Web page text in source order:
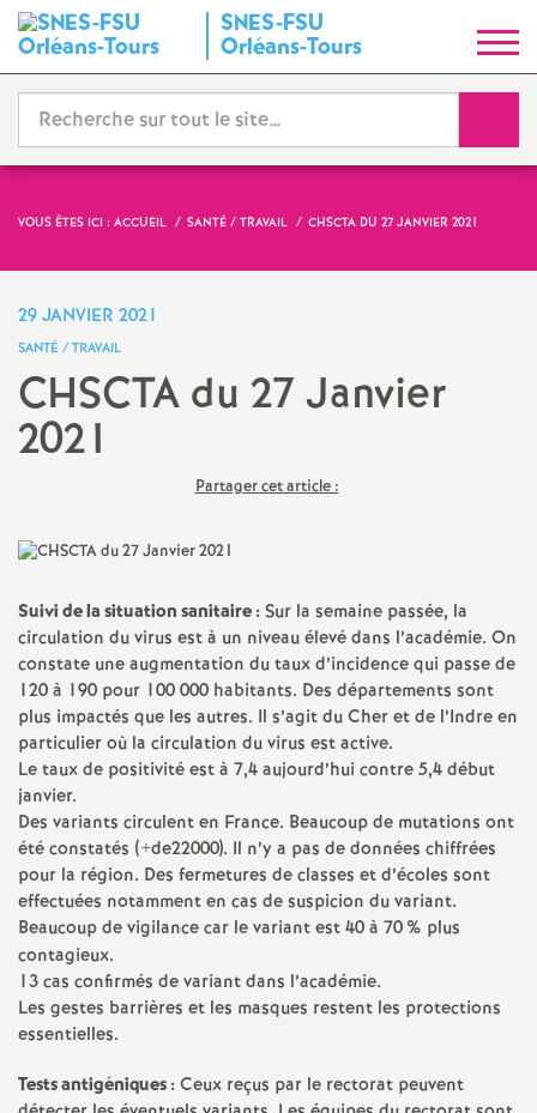
SNES-FSU
Orléans-Tours
y
n
d
i
a
a
t
i
o
n
a
d
e
VOUS ÊTES ICI : ACCUEIL SANTÉ / TRAVAIL CHSCTA DU 27 JANVIER 2021
29 JANVIER 2021
SANTÉ / TRAVAIL
CHSCTA du 27 Janvier
2021
Partager cet article :
Suivi de la situation sanitaire :Sur la semaine passée, la
circulation du virus est à un niveau élevé dans l’académie. On
constate une augmentation du taux d’incidence qui passe de
120 à 190 pour 100 000 habitants. Des départements sont
plus impactés que les autres. Il s’agit du Cher et de l’Indre en
particulier où la circulation du virus est active.
Le taux de positivité est à 7,4 aujourd’hui contre 5,4 début
janvier.
Des variants circulent en France. Beaucoup de mutations ont
été constatés (+de22000). Il n’y a pas de données chiffrées
pour la région. Des fermetures de classes et d’écoles sont
effectuées notamment en cas de suspicion du variant.
Beaucoup de vigilance car le variant est 40 à 70% plus
contagieux.
13 cas confirmés de variant dans l’académie.
Les gestes barrières et les masques restent les protections
essentielles.
Tests antigéniques :Ceux reçus par le rectorat peuvent